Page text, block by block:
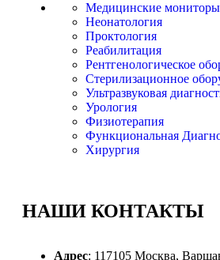
Медицинские мониторы
Неонатология
Проктология
Реабилитация
Рентгенологическое
Стерилизационное
Ультразвуковая
Урология
Физиотерапия
Функциональная
Хирургия
НАШИ КОНТАКТЫ
Адрес: 117105 Москва,